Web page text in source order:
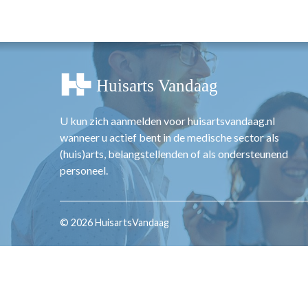
TARIEVEN
VPHUISARTSEN
MEDISCHE
INLOGGEN
REGISTRATIE
U kun zich aanmelden voor huisartsvandaag.nl
wanneer u actief bent in de medische sector als
(huis)arts, belangstellenden of als ondersteunend
personeel.
© 2026 HuisartsVandaag